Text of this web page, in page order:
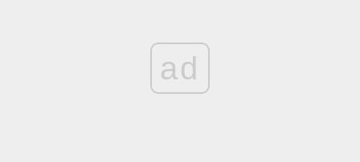
ad